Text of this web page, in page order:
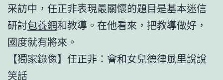
采訪中，任正非表現最關懷的題目是基本迷信
研討包養網和教導。在他看來，把教導做好，
國度就有將來。
【獨家錄像】任正非：會和女兒德律風里說說
笑話